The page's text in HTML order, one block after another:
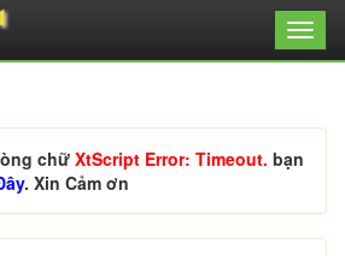
chữ XtScript Error: Timeout. bạn
. Xin Cảm ơn